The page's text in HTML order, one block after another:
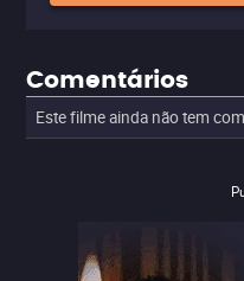
Comentários
Este filme ainda não tem